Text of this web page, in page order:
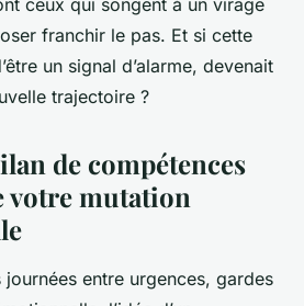
ceux qui songent à un virage
franchir le pas. Et si cette
un signal d’alarme, devenait
trajectoire ?
de compétences
votre mutation
journées entre urgences, gardes